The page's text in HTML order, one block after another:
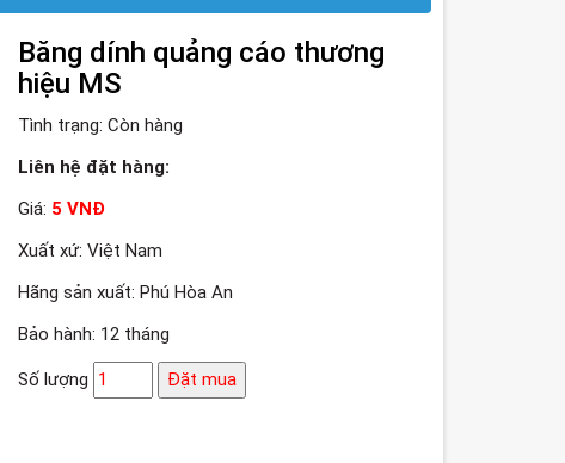
Băng dính quảng cáo thương
hiệu MS
Tình trạng: Còn hàng
Liên hệ đặt hàng:
Giá: 5 VNĐ
Xuất xứ: Việt Nam
Hãng sản xuất: Phú Hòa An
Bảo hành: 12 tháng
Số lượng Đặt mua